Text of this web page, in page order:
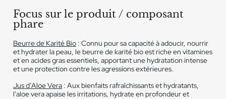
Focus sur le produit / composant
phare
Beurre de Karité Bio : Connu pour sa capacité à adoucir, nourrir
et hydrater la peau, le beurre de karité bio est riche en vitamines
et en acides gras essentiels, apportant une hydratation intense
et une protection contre les agressions extérieures.
Jus d’Aloe Vera : Aux bienfaits rafraîchissants et hydratants,
l'aloe vera apaise les irritations, hydrate en profondeur et